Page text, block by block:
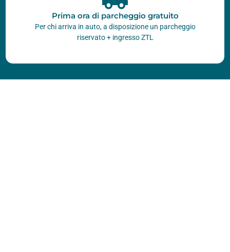
Prima ora di parcheggio gratuito
Per chi arriva in auto, a disposizione un parcheggio
riservato + ingresso ZTL